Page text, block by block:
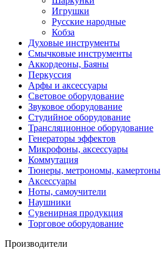
Игрушки
Русские народные
Кобза
Духовые инструменты
Смычковые инструменты
Аккордеоны, Баяны
Перкуссия
Арфы и аксессуары
Световое оборудование
Звуковое оборудование
Студийное оборудование
Трансляционное оборудование
Генераторы эффектов
Микрофоны, аксессуары
Коммутация
Тюнеры, метрономы, камертоны
Аксессуары
Ноты, самоучители
Наушники
Сувенирная продукция
Торговое оборудование
Производители